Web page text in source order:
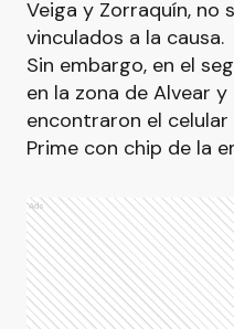
Veiga y Zorraquín, no
vinculados a la causa.
Sin embargo, en el
en la zona de Alvear
encontraron el celular
Prime con chip de la
Ads